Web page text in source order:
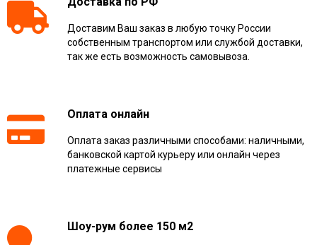
Доставим Ваш заказ в любую точку России
собственным транспортом или службой доставки,
так же есть возможность самовывоза.
Оплата онлайн
Оплата заказ различными способами: наличными,
банковской картой курьеру или онлайн через
платежные сервисы
Шоу-рум более 150 м2